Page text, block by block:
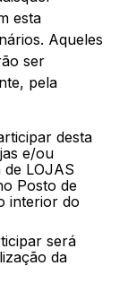
esta
Aqueles
ser
pela
desta
e/ou
de LOJAS
Posto de
interior do
será
da